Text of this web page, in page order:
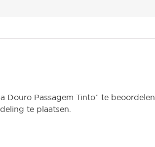
Douro Passagem Tinto” te beoordelen
te plaatsen.